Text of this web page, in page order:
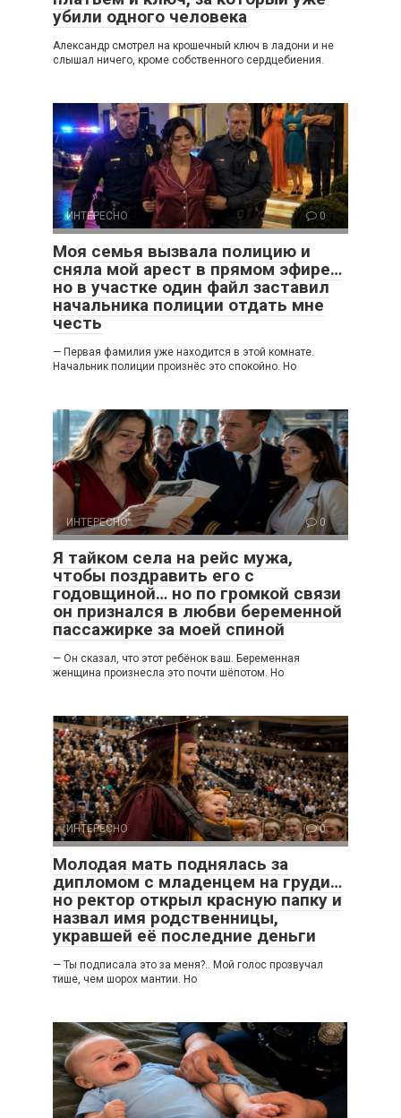
убили одного человека
Александр смотрел на крошечный ключ в ладони и не
слышал ничего, кроме собственного сердцебиения.
ИНТЕРЕСНО 0
Моя семья вызвала полицию и
сняла мой арест в прямом эфире…
но в участке один файл заставил
начальника полиции отдать мне
честь
— Первая фамилия уже находится в этой комнате.
Начальник полиции произнёс это спокойно. Но
ИНТЕРЕСНО 0
Я тайком села на рейс мужа,
чтобы поздравить его с
годовщиной… но по громкой связи
он признался в любви беременной
пассажирке за моей спиной
— Он сказал, что этот ребёнок ваш. Беременная
женщина произнесла это почти шёпотом. Но
ИНТЕРЕСНО 0
Молодая мать поднялась за
дипломом с младенцем на груди…
но ректор открыл красную папку и
назвал имя родственницы,
укравшей её последние деньги
— Ты подписала это за меня?.. Мой голос прозвучал
тише, чем шорох мантии. Но